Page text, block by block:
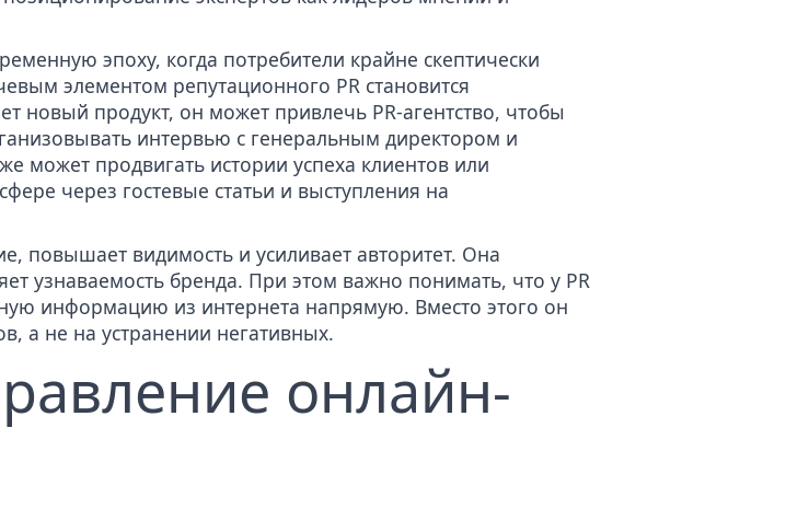
эпоху, когда потребители крайне скептически
элементом репутационного PR становится
новый продукт, он может привлечь PR-агентство, чтобы
интервью с генеральным директором и
может продвигать истории успеха клиентов или
через гостевые статьи и выступления на
повышает видимость и усиливает авторитет. Она
узнаваемость бренда. При этом важно понимать, что у PR
информацию из интернета напрямую. Вместо этого он
а не на устранении негативных.
онлайн-